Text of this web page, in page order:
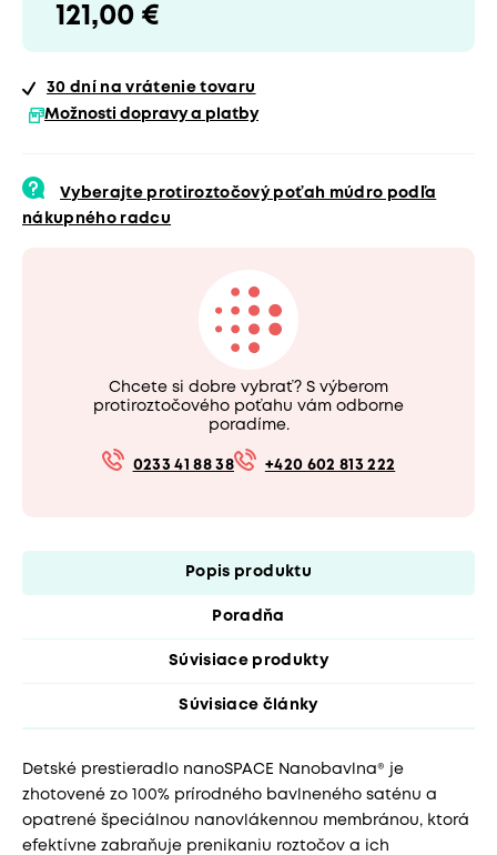
121,00 €
30 dní na vrátenie tovaru
Možnosti dopravy a platby
Vyberajte protiroztočový poťah múdro podľa
nákupného radcu
Chcete si dobre vybrať? S výberom
protiroztočového poťahu vám odborne
poradíme.
0233 41 88 38 +420 602 813 222
Popis produktu
Poradňa
Súvisiace produkty
Súvisiace články
Detské prestieradlo nanoSPACE Nanobavlna® je
zhotovené zo 100% prírodného bavlneného saténu a
opatrené špeciálnou nanovlákennou membránou, ktorá
efektívne zabraňuje prenikaniu roztočov a ich